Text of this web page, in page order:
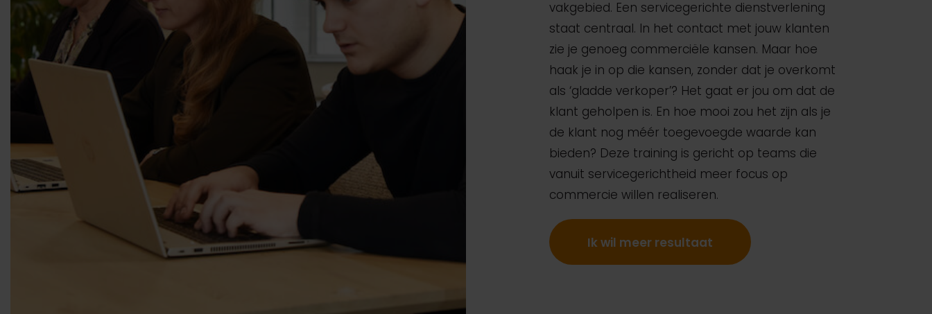
vakgebied. Een servicegerichte dienstverlening
staat centraal. In het contact met jouw klanten
zie je genoeg commerciële kansen. Maar hoe
haak je in op die kansen, zonder dat je overkomt
als ‘gladde verkoper’? Het gaat er jou om dat de
klant geholpen is. En hoe mooi zou het zijn als je
de klant nog méér toegevoegde waarde kan
bieden? Deze training is gericht op teams die
vanuit servicegerichtheid meer focus op
commercie willen realiseren.
Ik wil meer resultaat